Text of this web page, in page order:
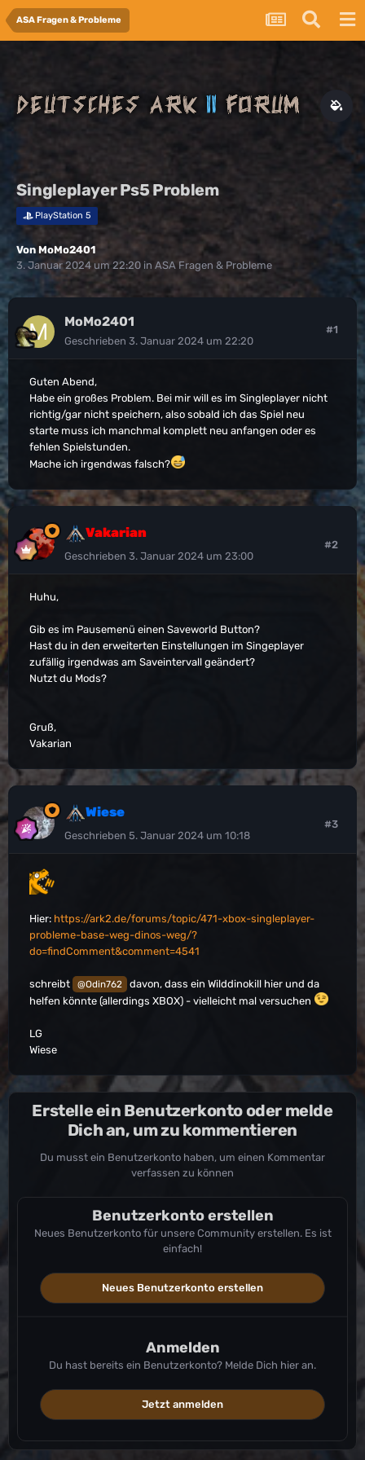
ASA Fragen & Probleme
Singleplayer Ps5 Problem
PlayStation 5
Von MoMo2401
3. Januar 2024 um 22:20 in ASA Fragen & Probleme
MoMo2401
Geschrieben 3. Januar 2024 um 22:20
#1
Guten Abend,
Habe ein großes Problem. Bei mir will es im Singleplayer nicht
richtig/gar nicht speichern, also sobald ich das Spiel neu
starte muss ich manchmal komplett neu anfangen oder es
fehlen Spielstunden.
Mache ich irgendwas falsch?
Vakarian
Geschrieben 3. Januar 2024 um 23:00
#2
Huhu,
Gib es im Pausemenü einen Saveworld Button?
Hast du in den erweiterten Einstellungen im Singeplayer
zufällig irgendwas am Saveintervall geändert?
Nutzt du Mods?
Gruß,
Vakarian
Wiese
Geschrieben 5. Januar 2024 um 10:18
#3
Hier: https://ark2.de/forums/topic/471-xbox-singleplayer-
probleme-base-weg-dinos-weg/?
do=findComment&comment=4541
schreibt @Odin762
davon, dass ein Wilddinokill hier und da
helfen könnte (allerdings XBOX) - vielleicht mal versuchen
LG
Wiese
Erstelle ein Benutzerkonto oder melde
Dich an, um zu kommentieren
Du musst ein Benutzerkonto haben, um einen Kommentar
verfassen zu können
Benutzerkonto erstellen
Neues Benutzerkonto für unsere Community erstellen. Es ist
einfach!
Neues Benutzerkonto erstellen
Anmelden
Du hast bereits ein Benutzerkonto? Melde Dich hier an.
Jetzt anmelden